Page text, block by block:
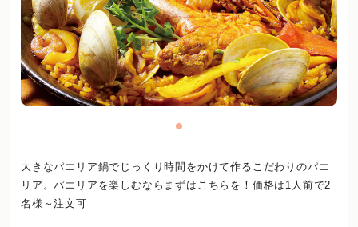
大きなパエリア鍋でじっくり時間をかけて作るこだわりのパエ
リア。パエリアを楽しむならまずはこちらを！価格は1人前で2
名様～注文可